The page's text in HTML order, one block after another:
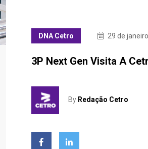
DNA Cetro 29 de
3P Next Gen Visita A
By Redação Cetro